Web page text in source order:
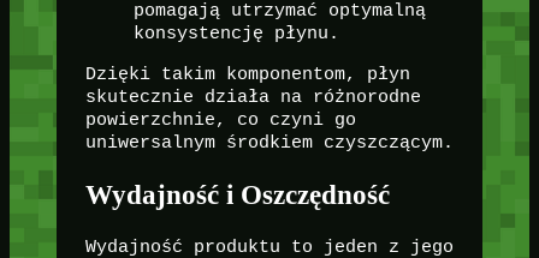
pomagają utrzymać optymalną
konsystencję płynu.
Dzięki takim komponentom, płyn
skutecznie działa na różnorodne
powierzchnie, co czyni go
uniwersalnym środkiem czyszczącym.
Wydajność i Oszczędność
Wydajność produktu to jeden z jego